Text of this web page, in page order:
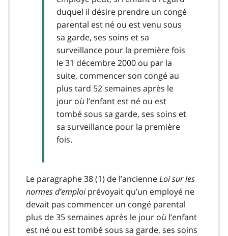
duquel il désire prendre un congé
parental est né ou est venu sous
sa garde, ses soins et sa
surveillance pour la première fois
le 31 décembre 2000 ou par la
suite, commencer son congé au
plus tard 52 semaines après le
jour où l’enfant est né ou est
tombé sous sa garde, ses soins et
sa surveillance pour la première
fois.
Le paragraphe 38 (1) de l’ancienneLoi sur les
normes d’emploiprévoyait qu’un employé ne
devait pas commencer un congé parental
plus de 35 semaines après le jour où l’enfant
est né ou est tombé sous sa garde, ses soins